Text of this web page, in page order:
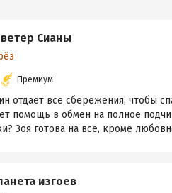
Сианы
Премиум
отдает все сбережения, чтобы
помощь в обмен на полное
Зоя готова на все, кроме
изгоев